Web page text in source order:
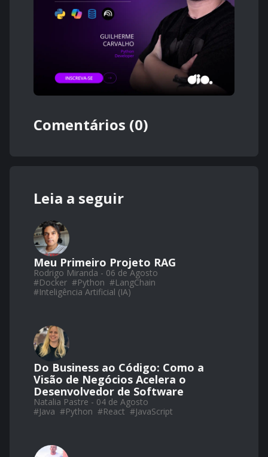
Comentários (0)
Leia a seguir
Meu Primeiro Projeto RAG
Rodrigo Miranda - 06 de Agosto
#Docker #Python #LangChain
#Inteligência Artificial (IA)
Do Business ao Código: Como a
Visão de Negócios Acelera o
Desenvolvedor de Software
Natalia Pastre - 04 de Agosto
#Java #Python #React #JavaScript